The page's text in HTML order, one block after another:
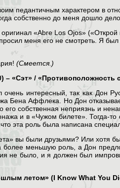
педантичным характером в
собственно до меня дошло
«Abre Los Ojos» («Открой
меня его не смотреть. Я
(Смеется.)
– «Сэт» / «Противоположность
интересный, так как Дон
Бена Аффлека. Но Дон
его собственная неприязнь и
и в «Чужом билете». Тогда-
эта роль была написана
вы были друзьями? Или хотя
более меньшую роль, а Дон
не было, и я должен был
летом» (I Know What You